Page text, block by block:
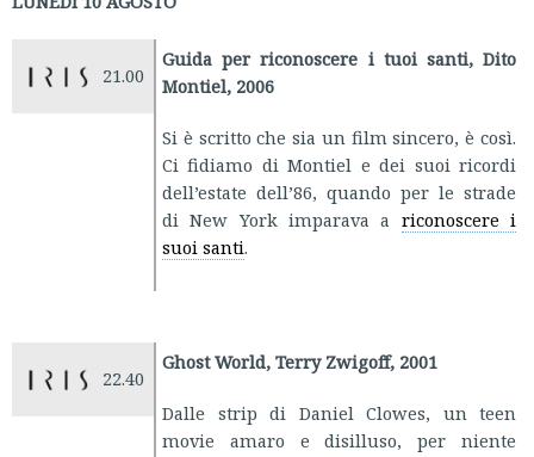
21.00
Guida per riconoscere i tuoi santi, Dito
Montiel, 2006
Si è scritto che sia un film sincero, è così.
Ci fidiamo di Montiel e dei suoi ricordi
dell’estate dell’86, quando per le strade
di New York imparava a riconoscere i
suoi santi.
22.40
Ghost World, Terry Zwigoff, 2001
Dalle strip di Daniel Clowes, un teen
movie amaro e disilluso, per niente